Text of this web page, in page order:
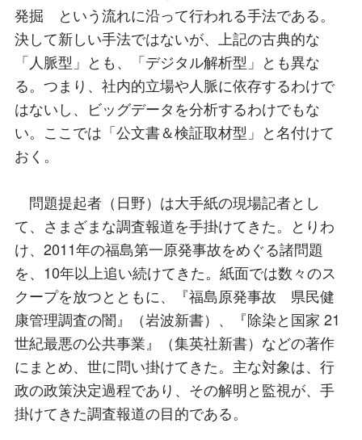
発掘 という流れに沿って行われる手法である。
決して新しい手法ではないが、上記の古典的な
「人脈型」とも、「デジタル解析型」とも異な
る。つまり、社内的立場や人脈に依存するわけで
はないし、ビッグデータを分析するわけでもな
い。ここでは「公文書＆検証取材型」と名付けて
おく。
問題提起者（日野）は大手紙の現場記者とし
て、さまざまな調査報道を手掛けてきた。とりわ
け、2011年の福島第一原発事故をめぐる諸問題
を、10年以上追い続けてきた。紙面では数々のス
クープを放つとともに、『福島原発事故 県民健
康管理調査の闇』（岩波新書）、『除染と国家 21
世紀最悪の公共事業』（集英社新書）などの著作
にまとめ、世に問い掛けてきた。主な対象は、行
政の政策決定過程であり、その解明と監視が、手
掛けてきた調査報道の目的である。